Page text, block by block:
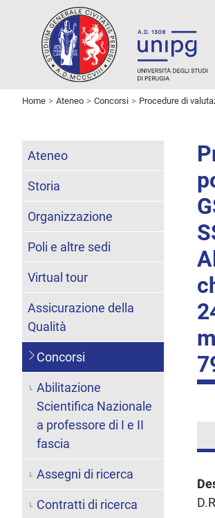
Home Ateneo Concorsi Procedure di
Ateneo
Storia
Organizzazione
Poli e altre sedi
Virtual tour
Assicurazione della
Qualità
Concorsi
Abilitazione
Scientifica Nazionale
a professore di I e II
fascia
Assegni di ricerca
Contratti di ricerca